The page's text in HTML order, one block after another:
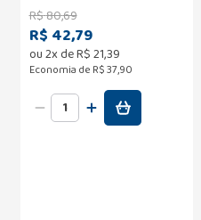
R$80,69
R$ 42,79
ou2x deR$21,39
Economia de R$ 37,90